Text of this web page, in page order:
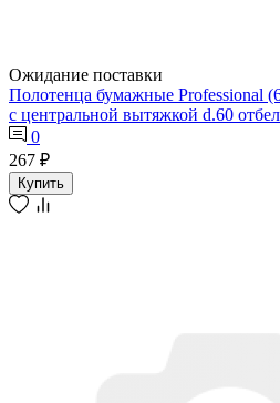
Ожидание поставки
Полотенца бумажные Professional
с центральной вытяжкой d.60
0
267 ₽
Купить